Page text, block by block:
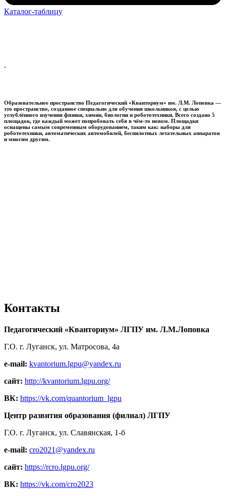
Каталог-таблицу
.
Образовательное пространство Педагогический «Кванториум» им. Л.М. Лоповка —
это пространство, созданное специально для обучения школьников, с целью
углублённого изучения физики, химии, биологии и робототехники. Всего создано 5
площадок, где каждый может попробовать себя в чём-то новом. Площадки
оснащены самым современным оборудованием, таким как: наборы для
робототехники, автоматических автомобилей, беспилотных летательных аппаратов
и многим другим.
Контакты
Педагогический «Кванториум» ЛГПУ им. Л.М.Лоповка
Г.О. г. Луганск, ул. Матросова, 4а
e-mail: kvantorium.lgpu@yandex.ru
сайт: http://kvantorium.lgpu.org/
ВК: https://vk.com/quantorium_lgpu
Центр развития образования (филиал) ЛГПУ
Г.О. г. Луганск, ул. Славянская, 1-б
e-mail: cro2021@yandex.ru
сайт: https://rcro.lgpu.org/
ВК: https://vk.com/cro2023